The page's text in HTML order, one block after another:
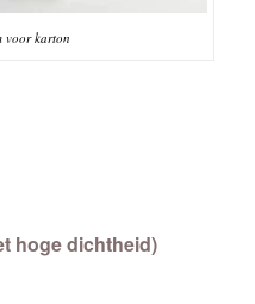
voor karton
hoge dichtheid)